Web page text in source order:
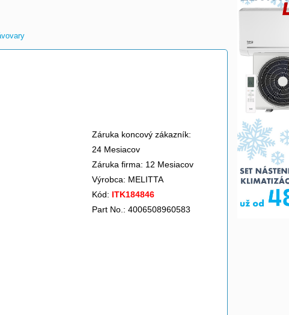
Záruka koncový zákazník:
24 Mesiacov
Záruka firma: 12 Mesiacov
Výrobca: MELITTA
Kód: ITK184846
Part No.: 4006508960583